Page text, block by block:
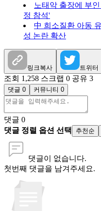
노태악 출장에 부
정 참석'
中 희소질환 아동
성 논란 확산
링크복사 트위터
조회 1,258 스크랩 0 공유 3
댓글 0 커뮤니티 0
댓글 0
댓글 정렬 옵션 선택
추천순
댓글이 없습니다.
첫번째 댓글을 남겨주세요.